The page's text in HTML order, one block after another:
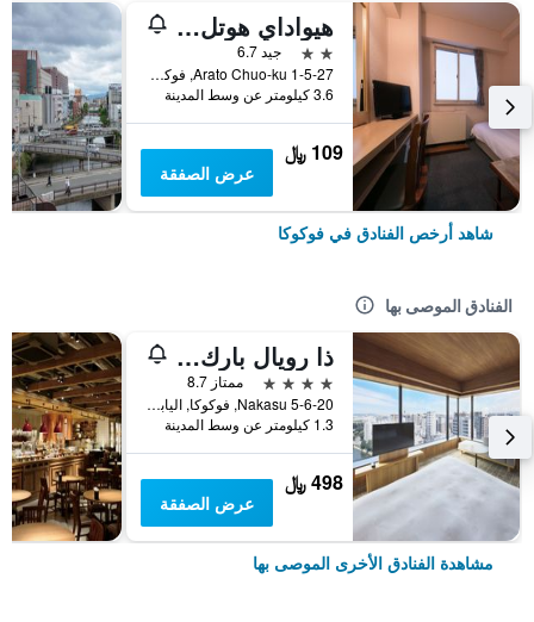
هيواداي هوتل أراتو
2 نجمتين
جيد 6.7
1-5-27 Arato Chuo-ku, فوكوكا, اليابان
3.6 كيلومتر عن وسط المدينة
109 ﷼
عرض الصفقة
شاهد أرخص الفنادق في فوكوكا
الفنادق الموصى بها
ذا رويال بارك كانفاس فوكوكا ناكاسو
4 نجوم
ممتاز 8.7
5-6-20 Nakasu, فوكوكا, اليابان
1.3 كيلومتر عن وسط المدينة
498 ﷼
عرض الصفقة
مشاهدة الفنادق الأخرى الموصى بها